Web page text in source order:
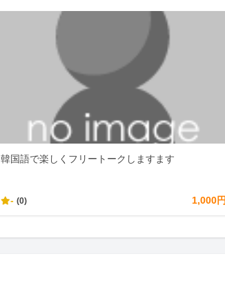
韓国語で楽しくフリートークしますます
- (0) 1,000